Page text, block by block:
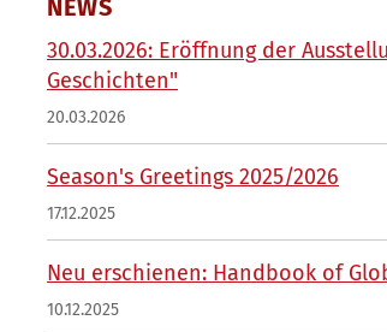
NEWS
30.03.2026: Eröffnung der
Geschichten"
20.03.2026
Season's Greetings 2025/2026
17.12.2025
Neu erschienen: Handbook of
10.12.2025